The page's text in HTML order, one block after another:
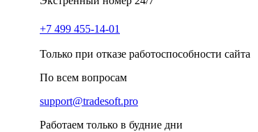
+7 499 455-14-01
Только при отказе работоспособности сайта
По всем вопросам
support@tradesoft.pro
Работаем только в будние дни